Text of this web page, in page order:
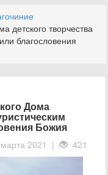
детского творчества
благословения
Дома
Божия
2021 | 421